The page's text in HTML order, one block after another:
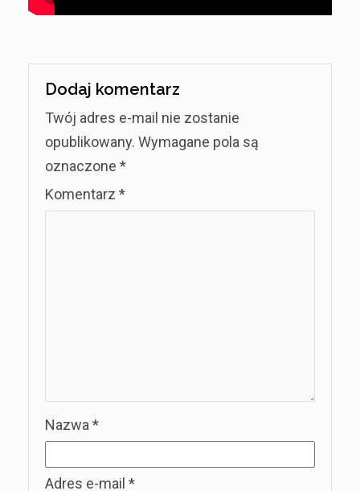
Dodaj komentarz
Twój adres e-mail nie zostanie
opublikowany. Wymagane pola są
oznaczone *
Komentarz *
Nazwa *
Adres e-mail *